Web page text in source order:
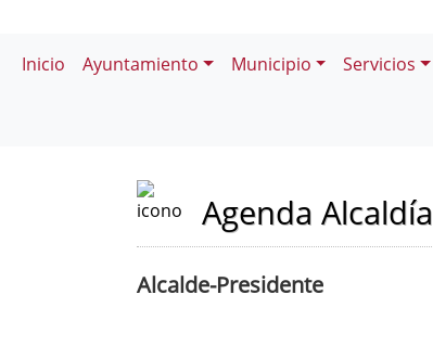
Inicio Ayuntamiento Municipio Servicios
Agenda Alcaldía
Alcalde-Presidente